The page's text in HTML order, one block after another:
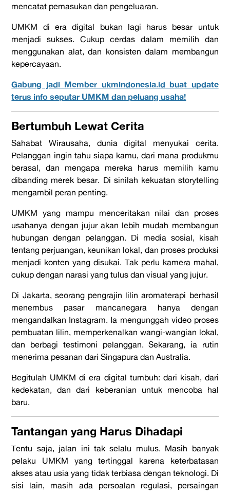
mencatat pemasukan dan pengeluaran.
UMKM di era digital bukan lagi harus besar untuk
menjadi sukses. Cukup cerdas dalam memilih dan
menggunakan alat, dan konsisten dalam membangun
kepercayaan.
Gabung jadi Member ukmindonesia.id buat update
terus info seputar UMKM dan peluang usaha!
Bertumbuh Lewat Cerita
Sahabat Wirausaha, dunia digital menyukai cerita.
Pelanggan ingin tahu siapa kamu, dari mana produkmu
berasal, dan mengapa mereka harus memilih kamu
dibanding merek besar. Di sinilah kekuatan storytelling
mengambil peran penting.
UMKM yang mampu menceritakan nilai dan proses
usahanya dengan jujur akan lebih mudah membangun
hubungan dengan pelanggan. Di media sosial, kisah
tentang perjuangan, keunikan lokal, dan proses produksi
menjadi konten yang disukai. Tak perlu kamera mahal,
cukup dengan narasi yang tulus dan visual yang jujur.
Di Jakarta, seorang pengrajin lilin aromaterapi berhasil
menembus pasar mancanegara hanya dengan
mengandalkan Instagram. Ia mengunggah video proses
pembuatan lilin, memperkenalkan wangi-wangian lokal,
dan berbagi testimoni pelanggan. Sekarang, ia rutin
menerima pesanan dari Singapura dan Australia.
Begitulah UMKM di era digital tumbuh: dari kisah, dari
kedekatan, dan dari keberanian untuk mencoba hal
baru.
Tantangan yang Harus Dihadapi
Tentu saja, jalan ini tak selalu mulus. Masih banyak
pelaku UMKM yang tertinggal karena keterbatasan
akses atau usia yang tidak terbiasa dengan teknologi. Di
sisi lain, masih ada persoalan regulasi, persaingan